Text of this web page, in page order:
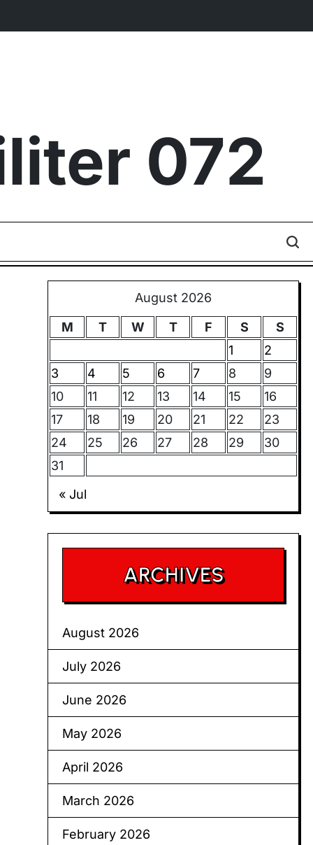
072
August 2026
M
T W T F S
S
1
2
3
4 5 6 7 8
9
10
11 12 13 14 15
16
17
18 19 20 21 22
23
24
25 26 27 28 29
30
31
« Jul
ARCHIVES
August 2026
July 2026
June 2026
May 2026
April 2026
March 2026
February 2026